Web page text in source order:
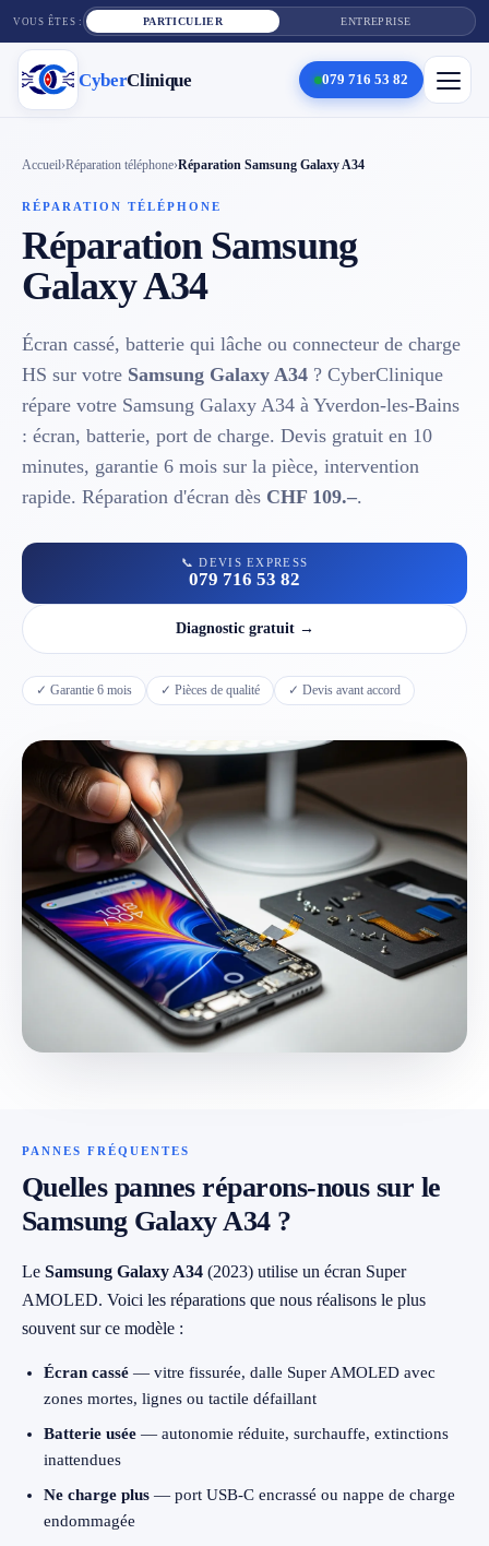
VOUS ÊTES : PARTICULIER ENTREPRISE
CyberClinique 079 716 53 82
Cyber Clinique ×
Services
Réparation téléphone
Tarifs
Blog
Contact
📱 Réparation téléphone par marque
📍 LOCALITÉS DESSERVIES
Région d'Yverdon 6
Gros-de-Vaud
Broye 5
Jura & Plateau 4
Hors zone 2
→ Toutes les zones d'intervention (21 villes)
079 716 53 82
Accueil›Réparation téléphone›Réparation Samsung Galaxy A34
RÉPARATION TÉLÉPHONE
Réparation Samsung
Galaxy A34
Écran cassé, batterie qui lâche ou connecteur de charge
HS sur votre Samsung Galaxy A34 ? CyberClinique
répare votre Samsung Galaxy A34 à Yverdon-les-Bains
: écran, batterie, port de charge. Devis gratuit en 10
minutes, garantie 6 mois sur la pièce, intervention
rapide. Réparation d'écran dès CHF 109.–.
📞 DEVIS EXPRESS
079 716 53 82
Diagnostic gratuit →
✓ Garantie 6 mois ✓ Pièces de qualité ✓ Devis avant accord
PANNES FRÉQUENTES
Quelles pannes réparons-nous sur le
Samsung Galaxy A34 ?
Le Samsung Galaxy A34 (2023) utilise un écran Super
AMOLED. Voici les réparations que nous réalisons le plus
souvent sur ce modèle :
Écran cassé — vitre fissurée, dalle Super AMOLED avec
zones mortes, lignes ou tactile défaillant
Batterie usée — autonomie réduite, surchauffe, extinctions
inattendues
Ne charge plus — port USB-C encrassé ou nappe de charge
endommagée